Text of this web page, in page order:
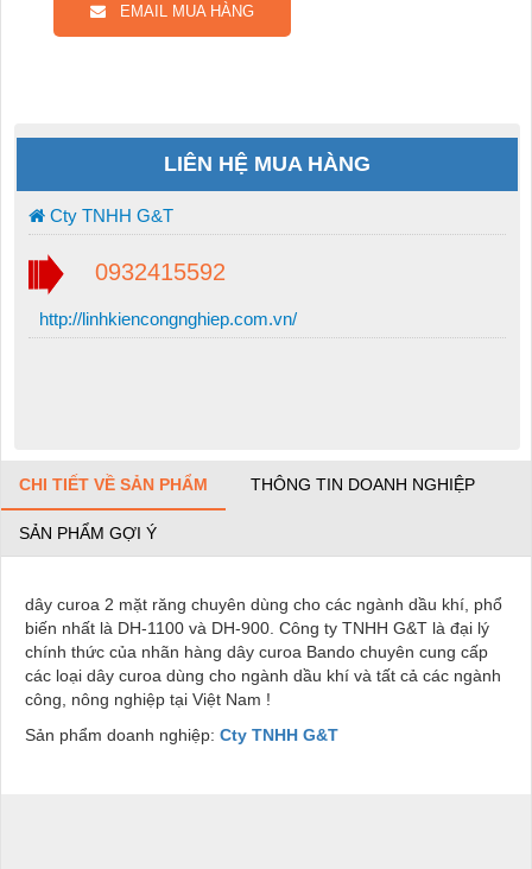
EMAIL MUA HÀNG
LIÊN HỆ MUA HÀNG
Cty TNHH G&T
0932415592
http://linhkiencongnghiep.com.vn/
CHI TIẾT VỀ SẢN PHẨM THÔNG TIN DOANH NGHIỆP
SẢN PHẨM GỢI Ý
dây curoa 2 mặt răng chuyên dùng cho các ngành dầu khí, phổ
biến nhất là DH-1100 và DH-900. Công ty TNHH G&T là đại lý
chính thức của nhãn hàng dây curoa Bando chuyên cung cấp
các loại dây curoa dùng cho ngành dầu khí và tất cả các ngành
công, nông nghiệp tại Việt Nam !
Sản phẩm doanh nghiệp: Cty TNHH G&T